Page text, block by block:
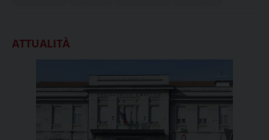
ATTUALITÀ